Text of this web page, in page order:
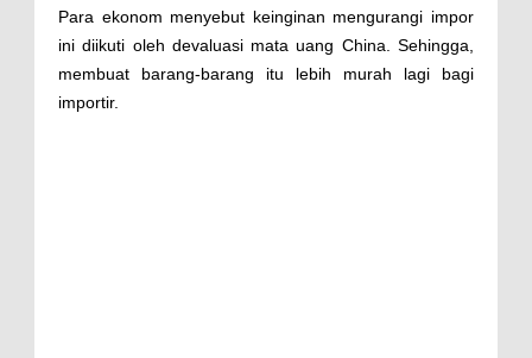
Para ekonom menyebut keinginan mengurangi impor
ini diikuti oleh devaluasi mata uang China. Sehingga,
membuat barang-barang itu lebih murah lagi bagi
importir.